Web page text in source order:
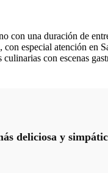
con una duración de
especial atención
con escenas
deliciosa y